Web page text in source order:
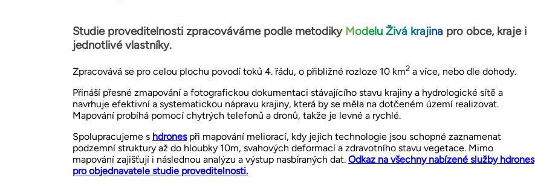
Studie proveditelnosti zpracováváme podle metodiky Modelu Živá krajina pro obce, kraje i
jednotlivé vlastníky.
Zpracovává se pro celou plochu povodí toků 4. řádu, o přibližné rozloze 10 km2 a více, nebo dle dohody.
Přináší přesné zmapování a fotografickou dokumentaci stávajícího stavu krajiny a hydrologické sítě a
navrhuje efektivní a systematickou nápravu krajiny, která by se měla na dotčeném území realizovat.
Mapování probíhá pomocí chytrých telefonů a dronů, takže je levné a rychlé.
Spolupracujeme s hdronespři mapování meliorací, kdy jejich technologie jsou schopné zaznamenat
podzemní struktury až do hloubky 10m, svahových deformací a zdravotního stavu vegetace. Mimo
mapování zajišťují i následnou analýzu a výstup nasbíraných dat. Odkaz na všechny nabízené služby hdrones
pro objednavatele studie proveditelnosti.